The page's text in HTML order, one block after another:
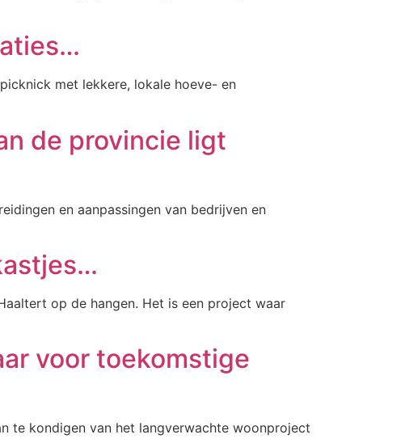
met lekkere, lokale hoeve- en
de provincie ligt
en aanpassingen van bedrijven en
op de hangen. Het is een project waar
voor toekomstige
te kondigen van het langverwachte woonproject